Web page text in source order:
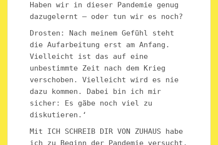
Haben wir in dieser Pandemie genug
dazugelernt – oder tun wir es noch?
Drosten: Nach meinem Gefühl steht
die Aufarbeitung erst am Anfang.
Vielleicht ist das auf eine
unbestimmte Zeit nach dem Krieg
verschoben. Vielleicht wird es nie
dazu kommen. Dabei bin ich mir
sicher: Es gäbe noch viel zu
diskutieren.‘
Mit ICH SCHREIB DIR VON ZUHAUS habe
ich zu Beginn der Pandemie versucht,